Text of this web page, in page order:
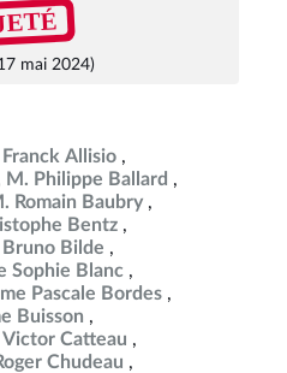
mai 2024)
Franck Allisio
M. Philippe Ballard
Romain Baubry
Bentz
Bruno Bilde
Sophie Blanc
Pascale Bordes
Buisson
Victor Catteau
Chudeau